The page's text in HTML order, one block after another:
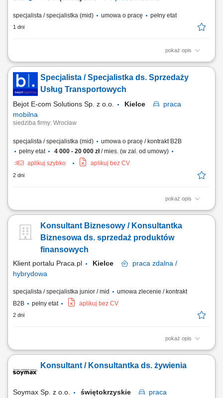
specjalista / specjalistka (mid) umowa o pracę pełny etat
1 dni
pokaż opis
Opis stanowiska: Aktywne pozyskiwanie klientów instytucjonalnych i
Prowadzenie prezentacji rozwiązań edukacyjnych, asortymentu
rozwojowego oraz nowoczesnych elektroniki i wyposażenia dla
placówek; Przygotowywanie ofert dostosowanych...
Specjalista / Specjalistka ds. Sprzedaży
Usług Transportowych
Bejot E-com Solutions Sp. z o.o. Kielce
praca
mobilna
siedziba firmy: Wrocław
specjalista / specjalistka (mid)
umowa o pracę / kontrakt B2B
pełny etat
4 000 - 20 000 zł/ mies. (w zal. od umowy)
aplikuj szybko
aplikuj bez CV
2 dni
pokaż opis
Opis stanowiska: Pozyskiwanie nowych klientów biznesowych oraz
transportu międzynarodowego i rozwiązań logistycznych. Prowadzenie
rozmów handlowych, spotkań oraz prezentowanie oferty firmy.
Negocjowanie warunków...
Konsultant Biznesowy / Konsultantka
Biznesowa ds. sprzedaż produktów
finansowych
Klient portalu Praca.pl Kielce praca zdalna /
hybrydowa
specjalista / specjalistka junior / mid
umowa zlecenie / kontrakt
B2B
pełny etat aplikuj bez CV
2 dni
pokaż opis
Pozyskiwanie klientów biznesowych i sprzedaż produktów finansowych
multidoradcy finansowego; Aktywny kontakt telefoniczny z klientami na
bazie udostępnionych kontaktów; Prowadzenie rozmów sprzedażowych
Konsultant / Konsultantka ds. żywienia
Soymax Sp. z o.o. świętokrzyskie
praca